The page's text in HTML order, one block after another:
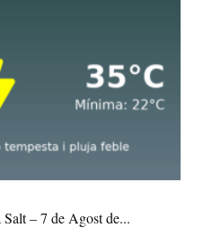
– 7 de Agost de...